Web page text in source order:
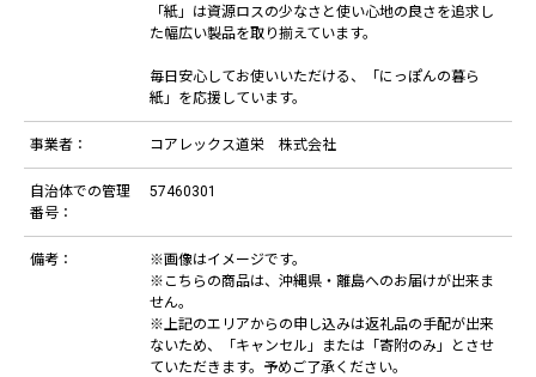
「紙」は資源ロスの少なさと使い心地の良さを追求し
た幅広い製品を取り揃えています。
毎日安心してお使いいただける、「にっぽんの暮ら
紙」を応援しています。
事業者： コアレックス道栄 株式会社
自治体での管理
番号：
57460301
備考：
※画像はイメージです。
※こちらの商品は、沖縄県・離島へのお届けが出来ま
せん。
※上記のエリアからの申し込みは返礼品の手配が出来
ないため、「キャンセル」または「寄附のみ」とさせ
ていただきます。予めご了承ください。